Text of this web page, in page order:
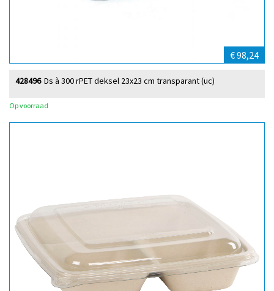
€ 98,24
Ds à 300 rPET deksel 23x23 cm transparant (uc)
428496
Op voorraad